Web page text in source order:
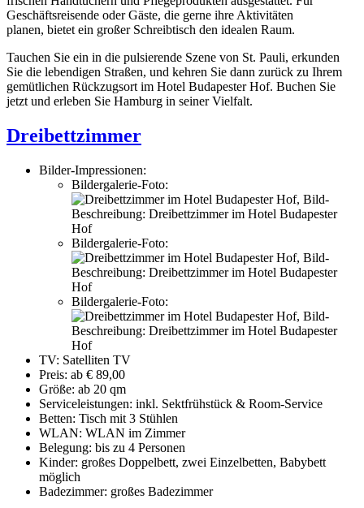
Geschäftsreisende oder Gäste, die gerne ihre Aktivitäten
planen, bietet ein großer Schreibtisch den idealen Raum.
Tauchen Sie ein in die pulsierende Szene von St. Pauli, erkunden
Sie die lebendigen Straßen, und kehren Sie dann zurück zu Ihrem
gemütlichen Rückzugsort im Hotel Budapester Hof. Buchen Sie
jetzt und erleben Sie Hamburg in seiner Vielfalt.
Dreibettzimmer
Bilder-Impressionen:
Bildergalerie-Foto:
, Bild-
Beschreibung: Dreibettzimmer im Hotel Budapester
Hof
Bildergalerie-Foto:
, Bild-
Beschreibung: Dreibettzimmer im Hotel Budapester
Hof
Bildergalerie-Foto:
, Bild-
Beschreibung: Dreibettzimmer im Hotel Budapester
Hof
TV: Satelliten TV
Preis: ab € 89,00
Größe: ab 20 qm
Serviceleistungen: inkl. Sektfrühstück & Room-Service
Betten: Tisch mit 3 Stühlen
WLAN: WLAN im Zimmer
Belegung: bis zu 4 Personen
Kinder: großes Doppelbett, zwei Einzelbetten, Babybett
möglich
Badezimmer: großes Badezimmer